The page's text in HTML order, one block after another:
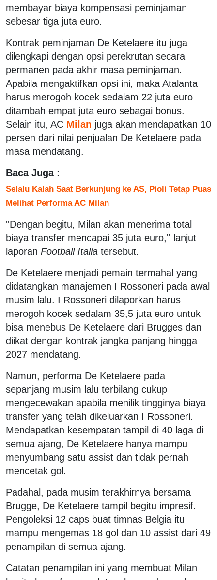
membayar biaya kompensasi peminjaman
sebesar tiga juta euro.
Kontrak peminjaman De Ketelaere itu juga
dilengkapi dengan opsi perekrutan secara
permanen pada akhir masa peminjaman.
Apabila mengaktifkan opsi ini, maka Atalanta
harus merogoh kocek sedalam 22 juta euro
ditambah empat juta euro sebagai bonus.
Selain itu, AC Milan juga akan mendapatkan 10
persen dari nilai penjualan De Ketelaere pada
masa mendatang.
Baca Juga :
Selalu Kalah Saat Berkunjung ke AS, Pioli Tetap Puas
Melihat Performa AC Milan
''Dengan begitu, Milan akan menerima total
biaya transfer mencapai 35 juta euro,'' lanjut
laporan Football Italia tersebut.
De Ketelaere menjadi pemain termahal yang
didatangkan manajemen I Rossoneri pada awal
musim lalu. I Rossoneri dilaporkan harus
merogoh kocek sedalam 35,5 juta euro untuk
bisa menebus De Ketelaere dari Brugges dan
diikat dengan kontrak jangka panjang hingga
2027 mendatang.
Namun, performa De Ketelaere pada
sepanjang musim lalu terbilang cukup
mengecewakan apabila menilik tingginya biaya
transfer yang telah dikeluarkan I Rossoneri.
Mendapatkan kesempatan tampil di 40 laga di
semua ajang, De Ketelaere hanya mampu
menyumbang satu assist dan tidak pernah
mencetak gol.
Padahal, pada musim terakhirnya bersama
Brugge, De Ketelaere tampil begitu impresif.
Pengoleksi 12 caps buat timnas Belgia itu
mampu mengemas 18 gol dan 10 assist dari 49
penampilan di semua ajang.
Catatan penampilan ini yang membuat Milan